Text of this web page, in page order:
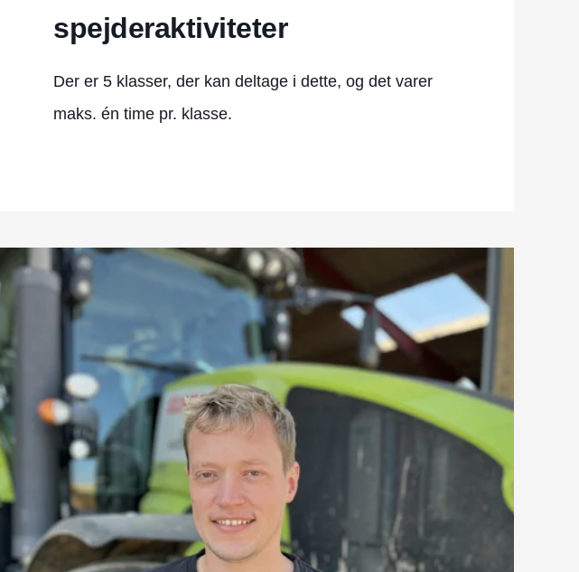
spejderaktiviteter
Der er 5 klasser, der kan deltage i dette, og det varer
maks. én time pr. klasse.